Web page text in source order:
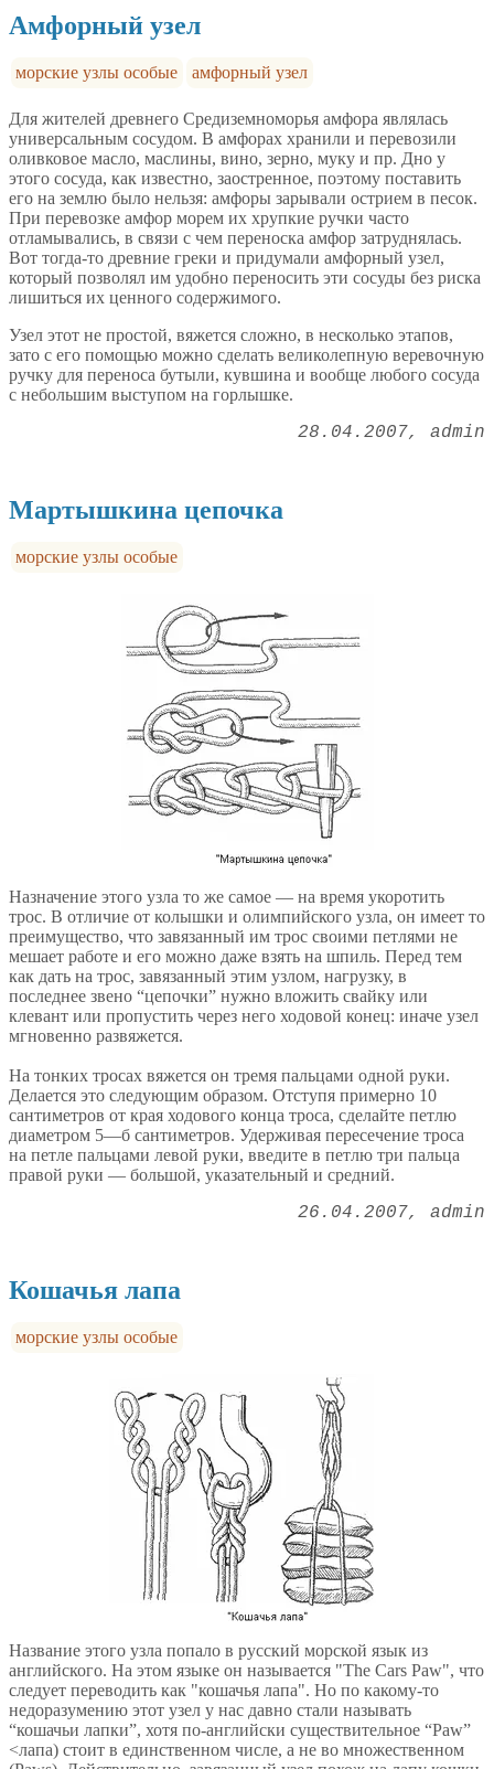
Амфорный узел
морские узлы особые амфорный узел
Для жителей древнего Средиземноморья амфора являлась
универсальным сосудом. В амфорах хранили и перевозили
оливковое масло, маслины, вино, зерно, муку и пр. Дно у
этого сосуда, как известно, заостренное, поэтому поставить
его на землю было нельзя: амфоры зарывали острием в песок.
При перевозке амфор морем их хрупкие ручки часто
отламывались, в связи с чем переноска амфор затруднялась.
Вот тогда-то древние греки и придумали амфорный узел,
который позволял им удобно переносить эти сосуды без риска
лишиться их ценного содержимого.
Узел этот не простой, вяжется сложно, в несколько этапов,
зато с его помощью можно сделать великолепную веревочную
ручку для переноса бутыли, кувшина и вообще любого сосуда
с небольшим выступом на горлышке.
28.04.2007 admin
Мартышкина цепочка
морские узлы особые
Назначение этого узла то же самое — на время укоротить
трос. В отличие от колышки и олимпийского узла, он имеет то
преимущество, что завязанный им трос своими петлями не
мешает работе и его можно даже взять на шпиль. Перед тем
как дать на трос, завязанный этим узлом, нагрузку, в
последнее звено “цепочки” нужно вложить свайку или
клевант или пропустить через него ходовой конец: иначе узел
мгновенно развяжется.
На тонких тросах вяжется он тремя пальцами одной руки.
Делается это следующим образом. Отступя примерно 10
сантиметров от края ходового конца троса, сделайте петлю
диаметром 5—б сантиметров. Удерживая пересечение троса
на петле пальцами левой руки, введите в петлю три пальца
правой руки — большой, указательный и средний.
26.04.2007 admin
Кошачья лапа
морские узлы особые
Название этого узла попало в русский морской язык из
английского. На этом языке он называется "The Cars Paw", что
следует переводить как "кошачья лапа". Но по какому-то
недоразумению этот узел у нас давно стали называть
“кошачьи лапки”, хотя по-английски существительное “Paw”
<лапа) стоит в единственном числе, а не во множественном